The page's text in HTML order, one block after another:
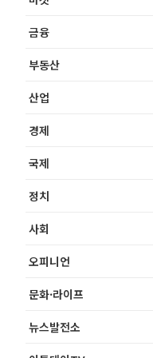
금융
부동산
산업
경제
국제
정치
사회
오피니언
문화·라이프
뉴스발전소